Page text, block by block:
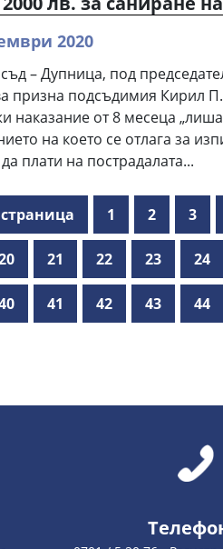
2020
– Дупница, под
призна подсъдимия Кирил
наказание от 8 месеца
на което се отлага за
плати на пострадалата...
1 2 3
21 22 23 24
41 42 43 44